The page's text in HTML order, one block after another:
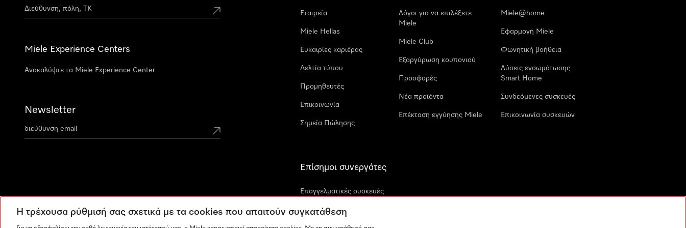
Miele Experience Centers
Ανακαλύψτε τα Miele Experience Center
Newsletter
Εταιρεία
Miele Hellas
Ευκαιρίες καριέρας
Δελτία τύπου
Προμηθευτές
Επικοινωνία
Σημεία Πώλησης
Λόγοι για να επιλέξετε
Miele
Miele Club
Εξαργύρωση κουπονιού
Προσφορές
Νέα προϊόντα
Επέκταση εγγύησης Miele
Miele@home
Εφαρμογή Miele
Φωνητική βοήθεια
Λύσεις ενσωμάτωσης
Smart Home
Συνδεόμενες συσκευές
Επικοινωνία συσκευών
Επίσημοι συνεργάτες
Επαγγελματικές συσκευές
Η τρέχουσα ρύθμισή σας σχετικά με τα cookies που απαιτούν συγκατάθεση